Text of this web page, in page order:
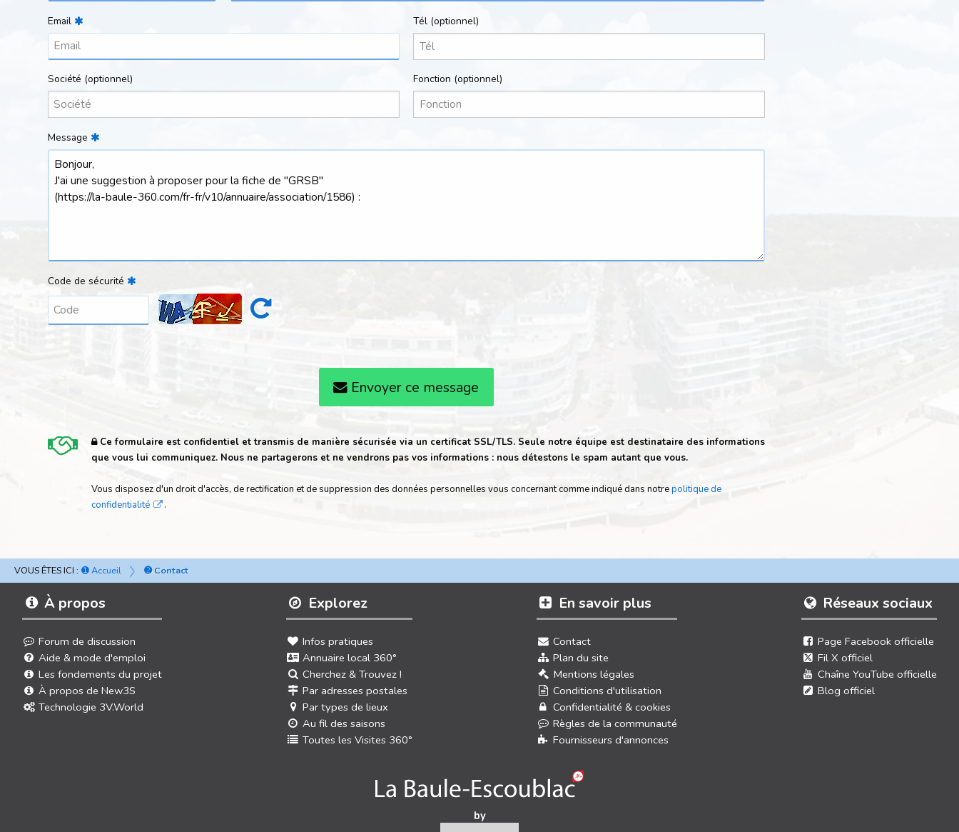
Email Tél (optionnel)
Société (optionnel) Fonction (optionnel)
Message
Code de sécurité
Envoyer ce message
Ce formulaire est confidentiel et transmis de manière sécurisée via un certificat SSL/TLS. Seule notre équipe est destinataire des informations
que vous lui communiquez. Nous ne partagerons et ne vendrons pas vos informations : nous détestons le spam autant que vous.
Vous disposez d'un droit d'accès, de rectification et de suppression des données personnelles vous concernant comme indiqué dans notrepolitique de
confidentialité
.
VOUS ÊTES ICI : ➊ Accueil ➋ Contact
Réseaux sociaux
Page Facebook officielle
Fil X officiel
Chaîne YouTube officielle
Blog officiel
En savoir plus
Contact
Plan du site
Mentions légales
Conditions d'utilisation
Confidentialité & cookies
Règles de la communauté
Fournisseurs d'annonces
Explorez
Infos pratiques
Annuaire local 360°
Cherchez & Trouvez !
Par adresses postales
Par types de lieux
Au fil des saisons
Toutes les Visites 360°
À propos
Forum de discussion
Aide & mode d'emploi
Les fondements du projet
À propos de New3S
Technologie 3V.World
by